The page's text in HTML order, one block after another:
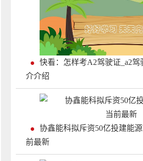
快看：怎样考A2驾驶证_a2驾
介介绍
协鑫能科拟斥资50亿投建能
前最新